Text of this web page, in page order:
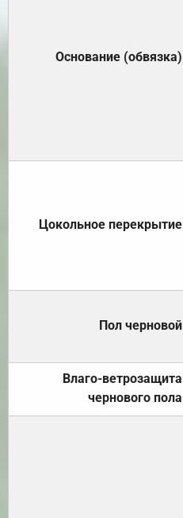
Основание (обвязка)
Цокольное перекрытие
Пол черновой
Влаго-ветрозащита
чернового пола